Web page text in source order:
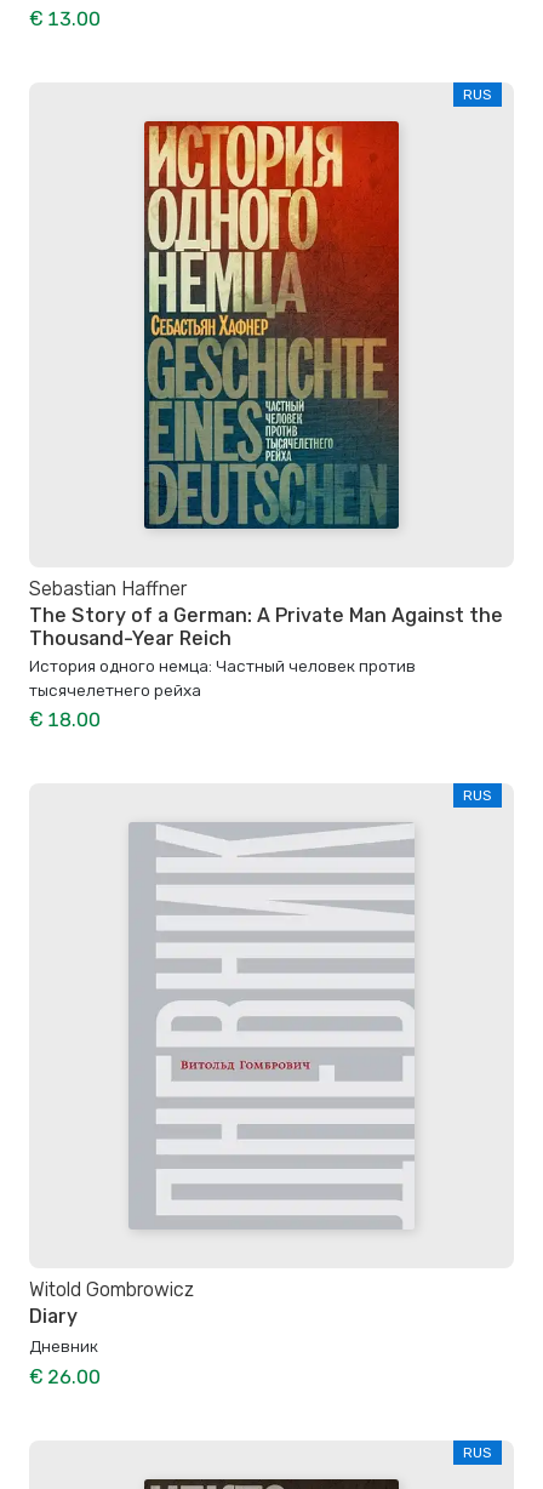
€ 13.00
RUS
Sebastian Haffner
The Story of a German: A Private Man Against the
Thousand-Year Reich
История одного немца: Частный человек против
тысячелетнего рейха
€ 18.00
RUS
Witold Gombrowicz
Diary
Дневник
€ 26.00
RUS